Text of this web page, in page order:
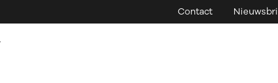
Contact